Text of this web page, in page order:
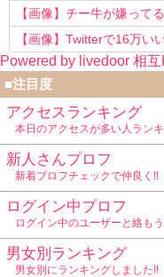
【画像】チー牛が嫌って
確定ｗｗ
【画像】Twitterで16万い
リで草www
Powered by livedoor 相
■注目度
アクセスランキング
本日のアクセスが多い人ラン
新人さんプロフ
新着プロフチェックで仲良く!!
ログイン中プロフ
ログイン中のユーザーと絡も
男女別ランキング
男女別にランキングしました!!